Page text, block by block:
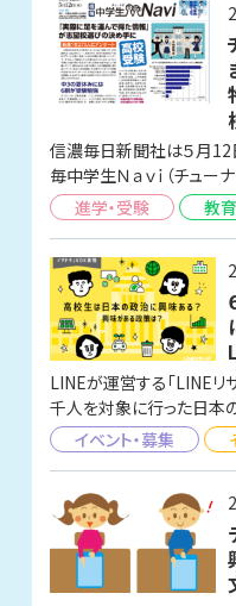
信濃毎日新聞社は５月12
毎中学生Ｎａｖｉ（チュー
進学・受験
教
LINEが運営する「LINEリ
千人を対象に行った日
イベント・募集